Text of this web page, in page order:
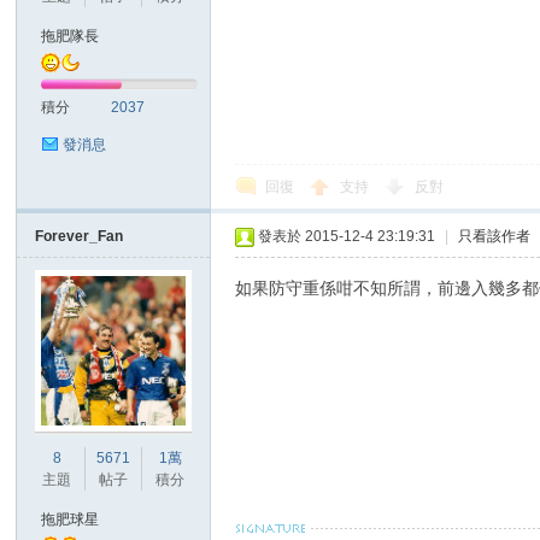
拖肥隊長
積分 2037
發消息
回復 支持 反對
Forever_Fan
8
主題
5671
帖子
1萬
積分
拖肥球星
發表於 2015-12-4 23:19:31 只看該作者
如果防守重係咁不知所謂，前邊入幾多